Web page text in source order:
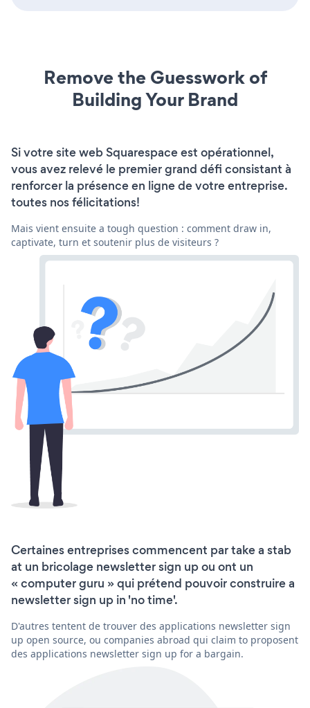
Remove the Guesswork of
Building Your Brand
Si votre site web Squarespace est opérationnel,
vous avez relevé le premier grand défi consistant à
renforcer la présence en ligne de votre entreprise.
toutes nos félicitations!
Mais vient ensuite a tough question : comment draw in,
captivate, turn et soutenir plus de visiteurs ?
Certaines entreprises commencent par take a stab
at un bricolage newsletter sign up ou ont un
« computer guru » qui prétend pouvoir construire a
newsletter sign up in 'no time'.
D'autres tentent de trouver des applications newsletter sign
up open source, ou companies abroad qui claim to proposent
des applications newsletter sign up for a bargain.